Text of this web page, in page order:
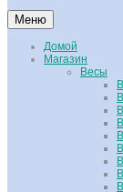
Меню
Домой
Магазин
Весы